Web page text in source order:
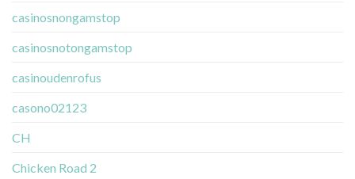
casinosnongamstop
casinosnotongamstop
casinoudenrofus
casono02123
CH
Chicken Road 2